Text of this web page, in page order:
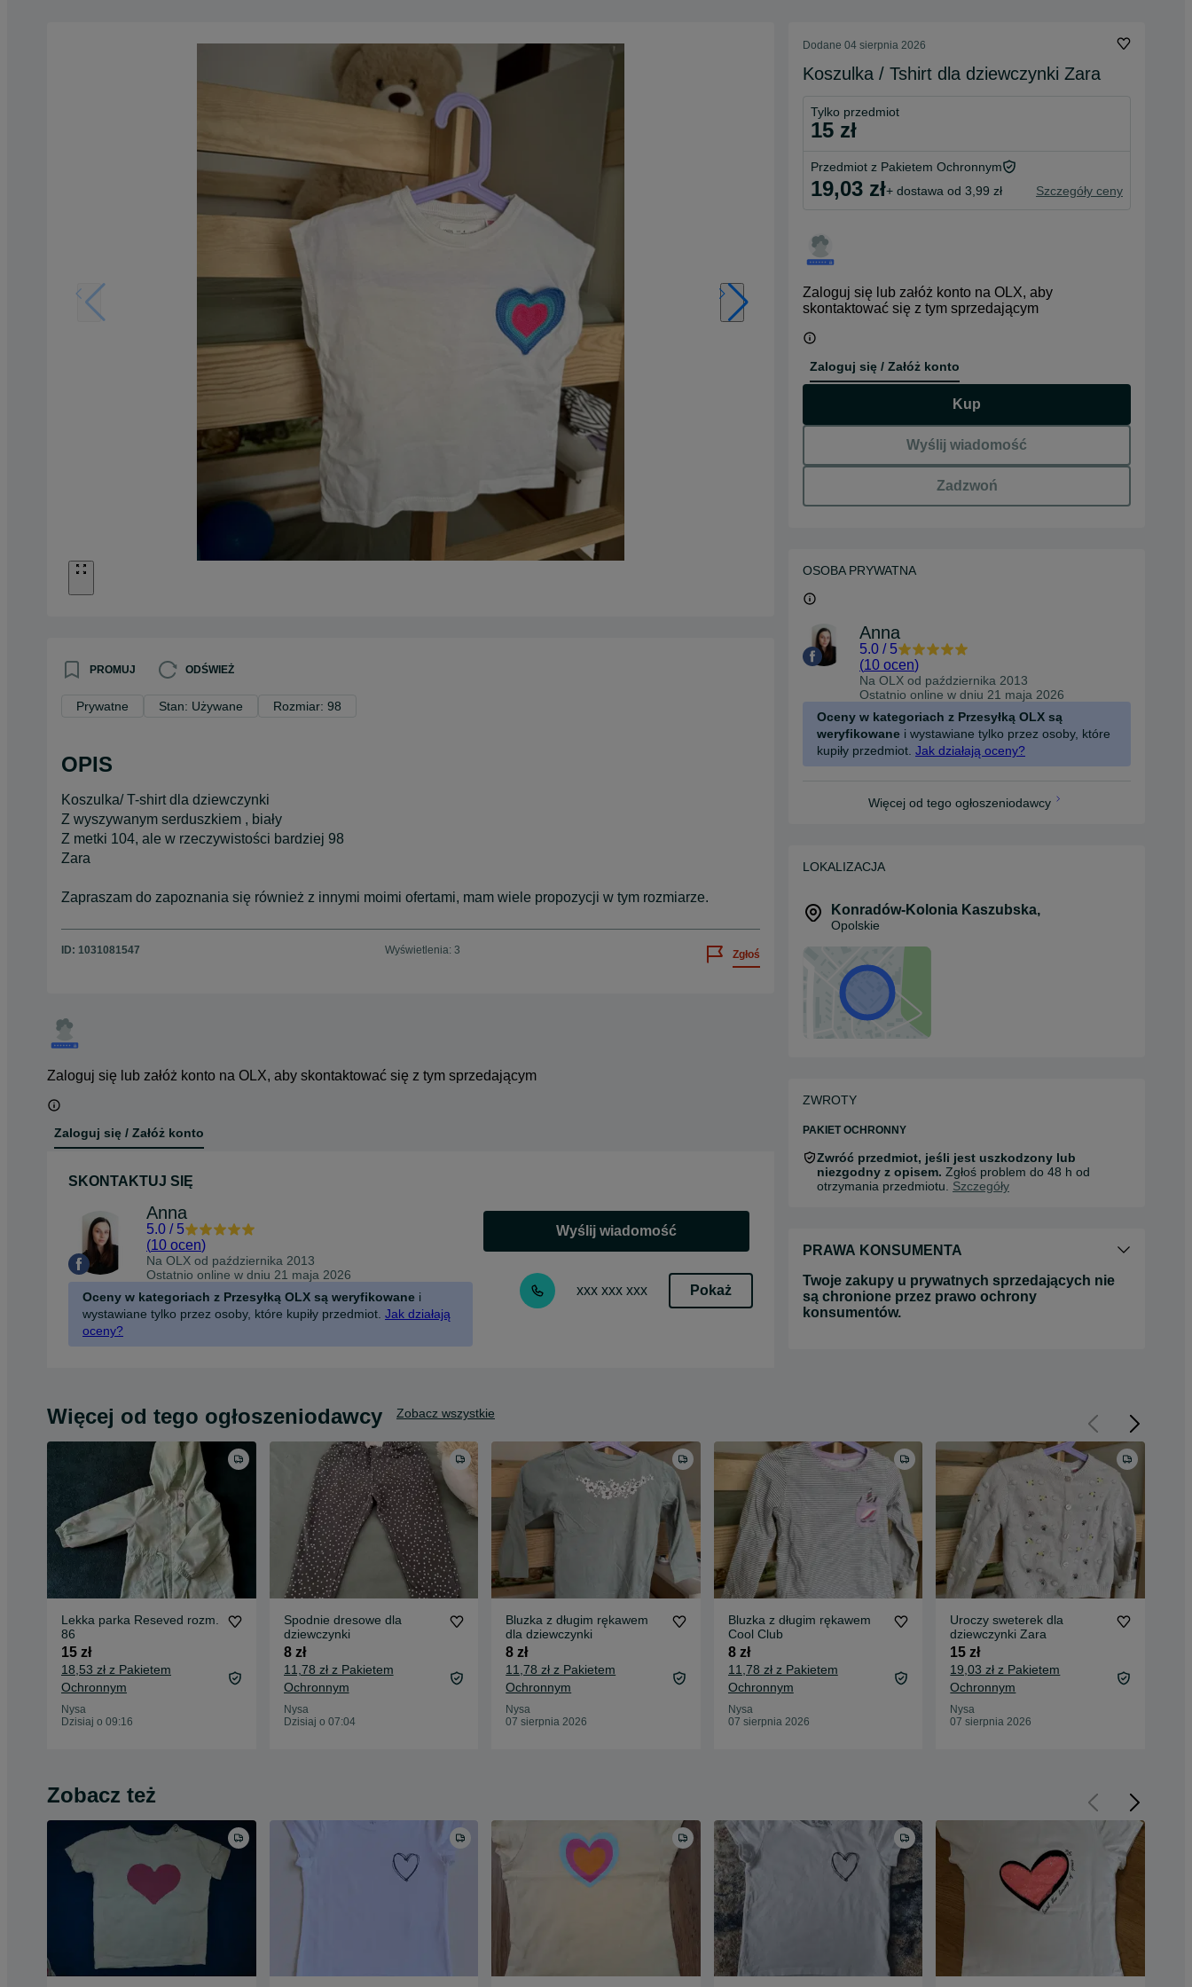
PROMUJ ODŚWIEŻ
Prywatne Stan: Używane Rozmiar: 98
OPIS
Koszulka/ T-shirt dla dziewczynki
Z wyszywanym serduszkiem , biały
Z metki 104, ale w rzeczywistości bardziej 98
Zara
Zapraszam do zapoznania się również z innymi moimi ofertami, mam wiele propozycji w tym rozmiarze.
ID: 1031081547 Wyświetlenia: 3 Zgłoś
Zaloguj się lub załóż konto na OLX, aby skontaktować się z tym sprzedającym
Zaloguj się / Załóż konto
SKONTAKTUJ SIĘ
Anna
5.0 / 5
(10 ocen)
Na OLX od października 2013
Ostatnio online w dniu 21 maja 2026
Oceny w kategoriach z Przesyłką OLX są weryfikowane i
wystawiane tylko przez osoby, które kupiły przedmiot. Jak działają
oceny?
Wyślij wiadomość
xxx xxx xxx Pokaż
Dodane 04 sierpnia 2026
Koszulka / Tshirt dla dziewczynki Zara
Tylko przedmiot
15 zł
Przedmiot z Pakietem Ochronnym
19,03 zł+ dostawa od 3,99 zł Szczegóły ceny
Zaloguj się lub załóż konto na OLX, aby
skontaktować się z tym sprzedającym
Zaloguj się / Załóż konto
Kup
Wyślij wiadomość
Zadzwoń
OSOBA PRYWATNA
Anna
5.0 / 5
(10 ocen)
Na OLX od października 2013
Ostatnio online w dniu 21 maja 2026
Oceny w kategoriach z Przesyłką OLX są
weryfikowane i wystawiane tylko przez osoby, które
kupiły przedmiot. Jak działają oceny?
Więcej od tego ogłoszeniodawcy
LOKALIZACJA
Konradów-Kolonia Kaszubska,
Opolskie
ZWROTY
PAKIET OCHRONNY
Zwróć przedmiot, jeśli jest uszkodzony lub
niezgodny z opisem. Zgłoś problem do 48 h od
otrzymania przedmiotu. Szczegóły
PRAWA KONSUMENTA
Twoje zakupy u prywatnych sprzedających nie
są chronione przez prawo ochrony
konsumentów.
Więcej od tego ogłoszeniodawcy Zobacz wszystkie
Lekka parka Reseved rozm.
86
15 zł
18,53 zł z Pakietem
Ochronnym
Nysa
Dzisiaj o 09:16
Spodnie dresowe dla
dziewczynki
8 zł
11,78 zł z Pakietem
Ochronnym
Nysa
Dzisiaj o 07:04
Bluzka z długim rękawem
dla dziewczynki
8 zł
11,78 zł z Pakietem
Ochronnym
Nysa
07 sierpnia 2026
Bluzka z długim rękawem
Cool Club
8 zł
11,78 zł z Pakietem
Ochronnym
Nysa
07 sierpnia 2026
Uroczy sweterek dla
dziewczynki Zara
15 zł
19,03 zł z Pakietem
Ochronnym
Nysa
07 sierpnia 2026
Zobacz też